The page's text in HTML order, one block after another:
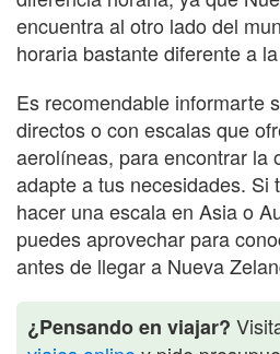
encuentra al otro lado del
horaria bastante diferente a
Es recomendable informarte
directos o con escalas que
aerolíneas, para encontrar la
adapte a tus necesidades. Si
hacer una escala en Asia o
puedes aprovechar para
antes de llegar a Nueva
¿Pensando en viajar?